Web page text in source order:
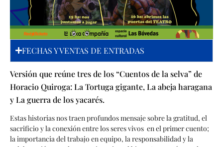
FECHAS Y VENTAS DE ENTRADAS
Versión que reúne tres de los “Cuentos de la selva” de
Horacio Quiroga: La Tortuga gigante, La abeja haragana
y La guerra de los yacarés.
Estas historias nos traen profundos mensaje sobre la gratitud, el
sacrificio y la conexión entre los seres vivos en el primer cuento;
la importancia del trabajo en equipo, la responsabilidad y la